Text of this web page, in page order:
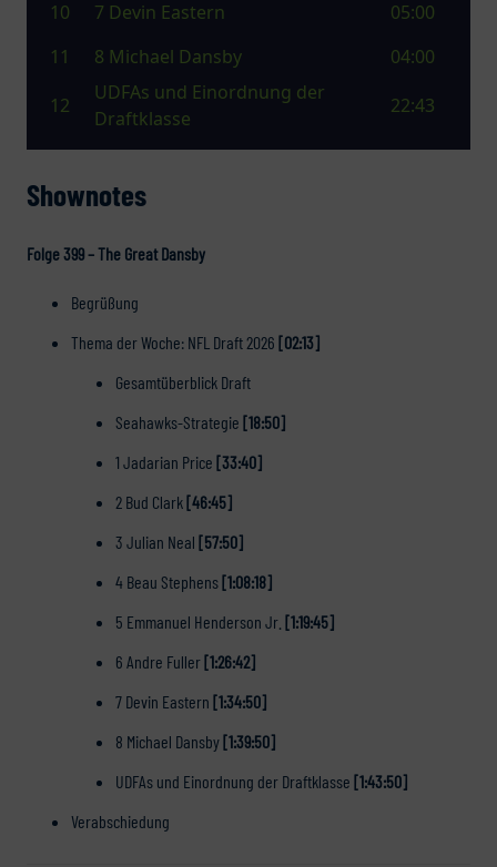
Shownotes
Folge 399 – The Great Dansby
Begrüßung
Thema der Woche: NFL Draft 2026 [02:13]
Gesamtüberblick Draft
Seahawks-Strategie [18:50]
1 Jadarian Price [33:40]
2 Bud Clark[46:45]
3 Julian Neal [57:50]
4 Beau Stephens[1:08:18]
5 Emmanuel Henderson Jr. [1:19:45]
6 Andre Fuller[1:26:42]
7 Devin Eastern [1:34:50]
8 Michael Dansby[1:39:50]
UDFAs und Einordnung der Draftklasse [1:43:50]
Verabschiedung